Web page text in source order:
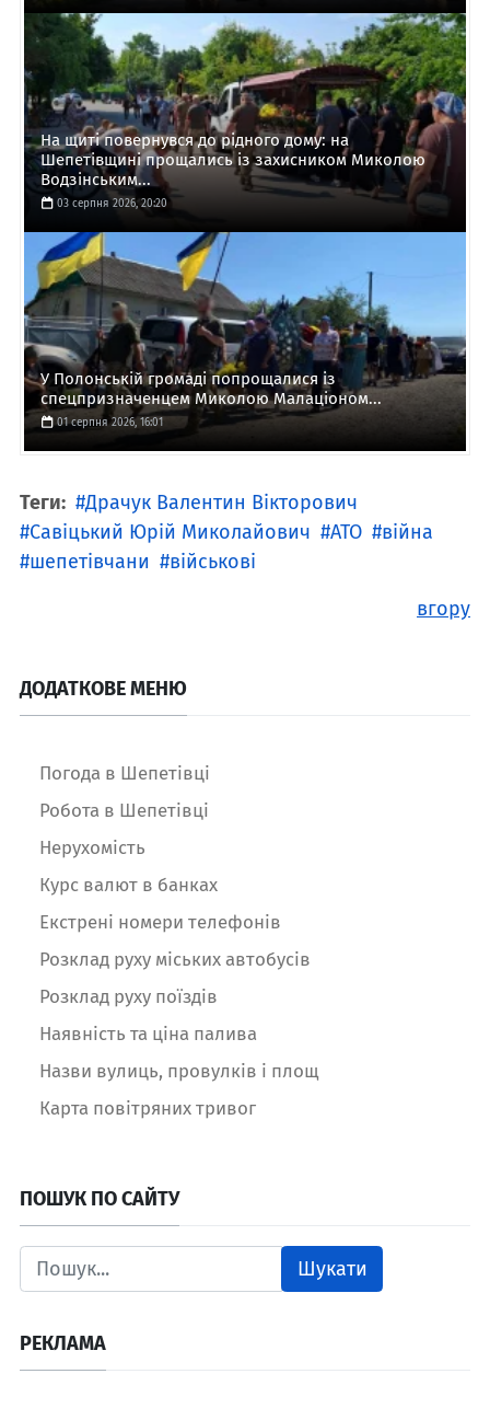
На щиті повернувся до рідного дому: на
Шепетівщині прощались із захисником Миколою
Водзінським...
03 серпня 2026, 20:20
У Полонській громаді попрощалися із
спецпризначенцем Миколою Малаціоном...
01 серпня 2026, 16:01
Теги:
Драчук Валентин Вікторович
Савіцький Юрій Миколайович
АТО
війна
шепетівчани
військові
вгору
ДОДАТКОВЕ МЕНЮ
Погода в Шепетівці
Робота в Шепетівці
Нерухомість
Курс валют в банках
Екстрені номери телефонів
Розклад руху міських автобусів
Розклад руху поїздів
Наявність та ціна палива
Назви вулиць, провулків і площ
Карта повітряних тривог
ПОШУК ПО САЙТУ
Шукати
РЕКЛАМА